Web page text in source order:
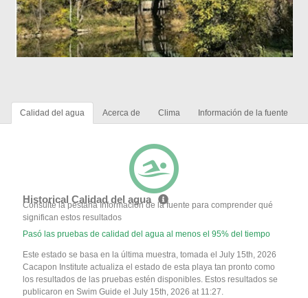
Calidad del agua Acerca de Clima Información de la fuente
Historical Calidad del agua
Consulte la pestaña Información de la fuente para comprender qué
significan estos resultados
Pasó las pruebas de calidad del agua al menos el 95% del tiempo
Este estado se basa en la última muestra, tomada el July 15th, 2026
Cacapon Institute actualiza el estado de esta playa tan pronto como
los resultados de las pruebas estén disponibles. Estos resultados se
publicaron en Swim Guide el July 15th, 2026 at 11:27.